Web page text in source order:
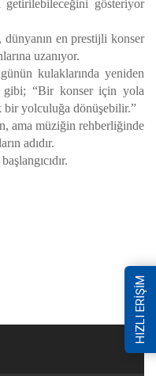
getirilebileceğini gösteriyor
en prestijli konser
uzanıyor.
kulaklarında yeniden
gibi; “Bir konser için yola
bir yolculuğa dönüşebilir.”
ama müziğin rehberliğinde
adıdır.
HIZLI ERİŞİM